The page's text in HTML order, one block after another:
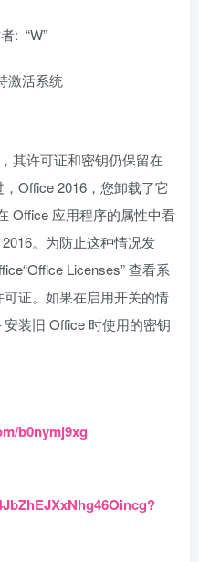
: “W”
激活系统
其许可证和密钥仍保留在
Office 2016，您卸载了它
Office 应用程序的属性中看
。为防止这种情况发
Licenses” 查看系
证。如果在启用开关的情
装旧 Office 时使用的密钥
b0nymj9xg